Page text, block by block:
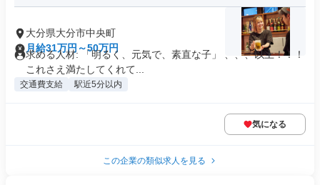
大分県大分市中央町
月給31万円～50万円
求める人材: 「明るく、元気で、素直な子」 、、、以上！！！
これさえ満たしてくれて...
交通費支給 駅近5分以内
気になる
この企業の類似求人を見る